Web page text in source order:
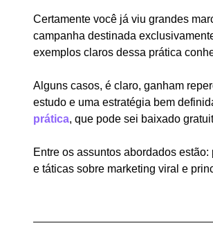
Certamente você já viu grandes
campanha destinada
exemplos claros dessa prática
Alguns casos, é claro, ganham
estudo e uma estratégia bem
prática, que pode sei baixado
Entre os assuntos abordados
e táticas sobre marketing viral e